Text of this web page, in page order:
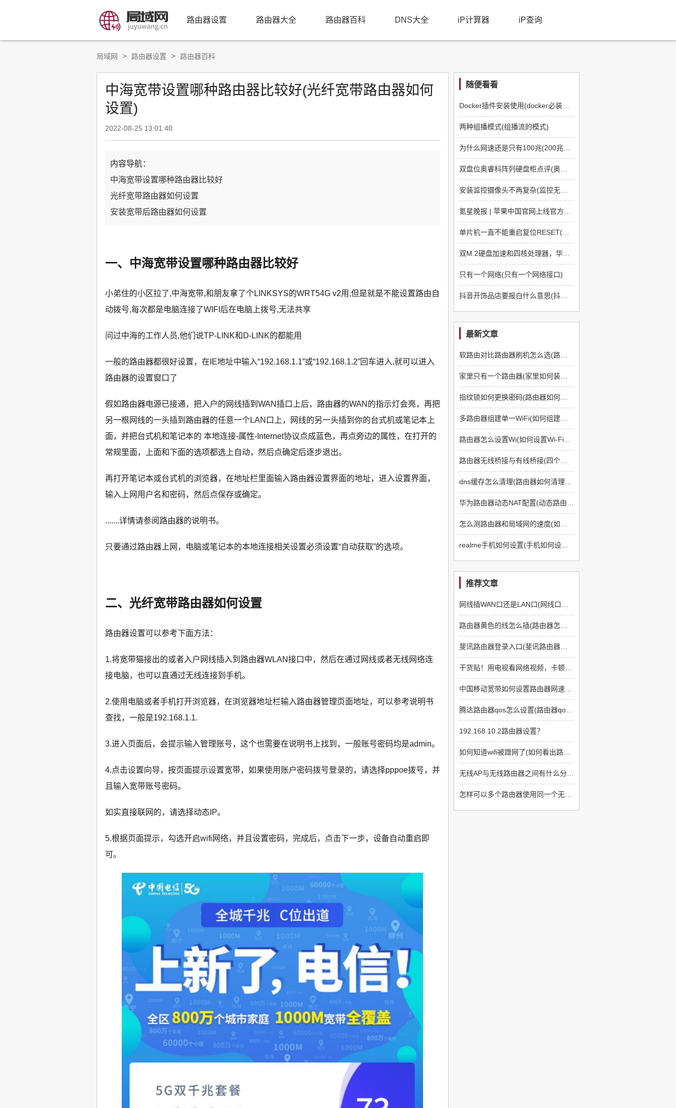
路由器设置 路由器大全 路由器百科 DNS大全 iP计算器 iP查询
局域网 > 路由器设置 > 路由器百科
中海宽带设置哪种路由器比较好(光纤宽带路由器如何
设置)
2022-08-25 13:01:40
内容导航：
中海宽带设置哪种路由器比较好
光纤宽带路由器如何设置
安装宽带后路由器如何设置
一、中海宽带设置哪种路由器比较好
小弟住的小区拉了,中海宽带,和朋友拿了个LINKSYS的WRT54G v2用,但是就是不能设置路由自
动拨号,每次都是电脑连接了WIFI后在电脑上拨号,无法共享
问过中海的工作人员,他们说TP-LINK和D-LINK的都能用
一般的路由器都很好设置，在IE地址中输入“192.168.1.1”或“192.168.1.2”回车进入,就可以进入
路由器的设置窗口了
假如路由器电源已接通，把入户的网线插到WAN插口上后，路由器的WAN的指示灯会亮，再把
另一根网线的一头插到路由器的任意一个LAN口上，网线的另一头插到你的台式机或笔记本上
面，并把台式机和笔记本的 本地连接-属性-Internet协议点成蓝色，再点旁边的属性，在打开的
常规里面，上面和下面的选项都选上自动，然后点确定后逐步退出。
再打开笔记本或台式机的浏览器，在地址栏里面输入路由器设置界面的地址，进入设置界面，
输入上网用户名和密码，然后点保存或确定。
.......详情请参阅路由器的说明书。
只要通过路由器上网，电脑或笔记本的本地连接相关设置必须设置“自动获取”的选项。
二、光纤宽带路由器如何设置
路由器设置可以参考下面方法：
1.将宽带猫接出的或者入户网线插入到路由器WLAN接口中，然后在通过网线或者无线网络连
接电脑，也可以直通过无线连接到手机。
2.使用电脑或者手机打开浏览器，在浏览器地址栏输入路由器管理页面地址，可以参考说明书
查找，一般是192.168.1.1.
3.进入页面后，会提示输入管理账号，这个也需要在说明书上找到，一般账号密码均是admin。
4.点击设置向导，按页面提示设置宽带，如果使用账户密码拨号登录的，请选择pppoe拨号，并
且输入宽带账号密码。
如实直接联网的，请选择动态IP。
5.根据页面提示，勾选开启wifi网络，并且设置密码，完成后，点击下一步，设备自动重启即
可。
随便看看
两种组播模式(组播流的模式)
只有一个网络(只有一个网络接口)
最新文章
推荐文章
192.168.10.2路由器设置？